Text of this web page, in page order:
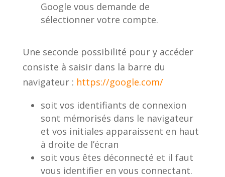
Google vous demande de
sélectionner votre compte.
Une seconde possibilité pour y accéder
consiste à saisir dans la barre du
navigateur : https://google.com/
soit vos identifiants de connexion
sont mémorisés dans le navigateur
et vos initiales apparaissent en haut
à droite de l’écran
soit vous êtes déconnecté et il faut
vous identifier en vous connectant.